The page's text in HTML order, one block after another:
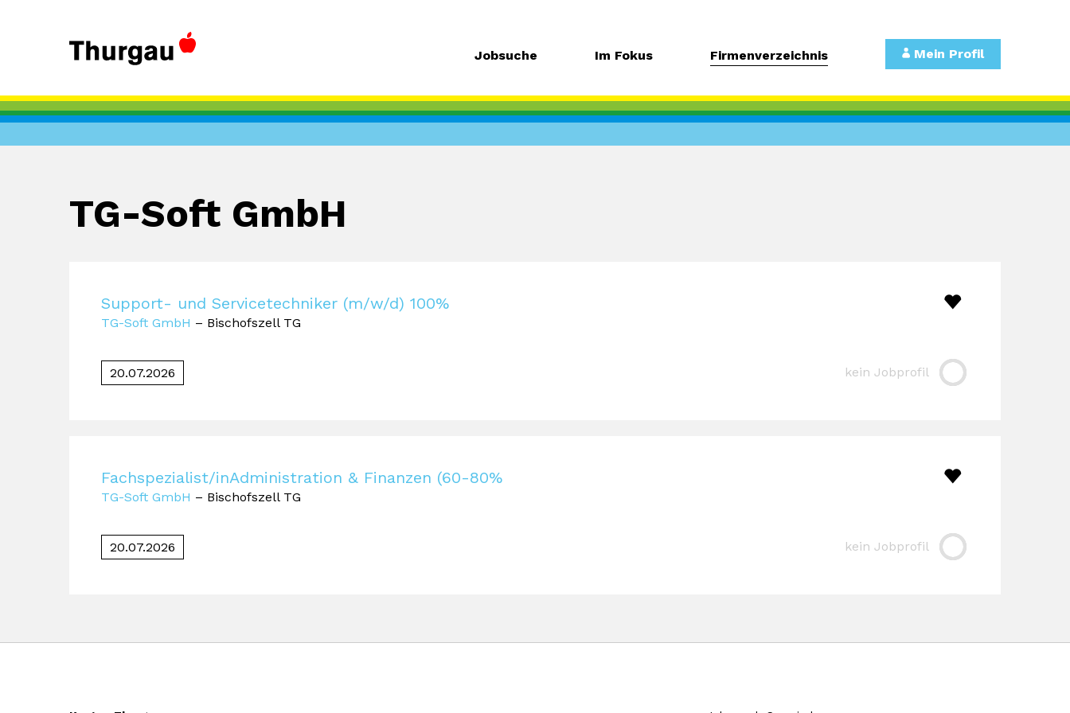
Jobsuche Im Fokus Firmenverzeichnis Mein Profil
TG-Soft GmbH
Support- und Servicetechniker (m/w/d) 100%
TG-Soft GmbH – Bischofszell TG
20.07.2026 kein Jobprofil
Fachspezialist/inAdministration & Finanzen (60-80%
TG-Soft GmbH – Bischofszell TG
20.07.2026 kein Jobprofil